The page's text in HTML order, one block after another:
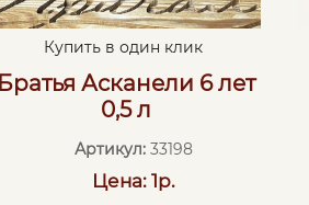
Купить в один клик
Братья Асканели 6 лет
0,5 л
Артикул: 33198
Цена: 1р.